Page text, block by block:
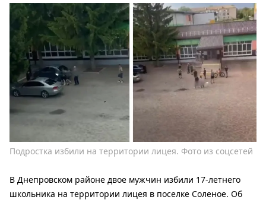
Подростка избили на территории лицея. Фото из соцсетей
В Днепровском районе двое мужчин избили 17-летнего
школьника на территории лицея в поселке Соленое. Об